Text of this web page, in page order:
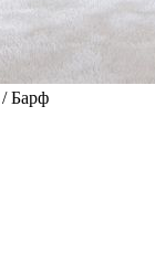
/ Барф